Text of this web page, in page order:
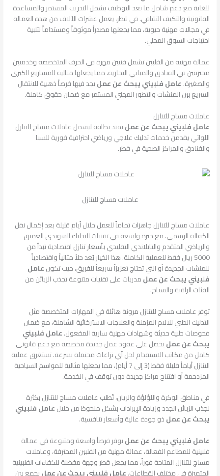
للغاية مع دعم شامل ما بعد التوظيف يشمل التدريب المستمر والمساعدة
القانونية والتكيف الثقافي. في قطر، يعمل عشرات الآلاف من هذه العمالة
في مجالات مهنية حيوية، مما يجعلها مصدراً موثوقاً ومستداماً لتلبية
احتياجات السوق المحلي.
عمالة مهنية من الفلبين تشمل فنيين مهرة في الحرف المتخصصة وخدميين
محترفين في الفنادق والمباني التجارية، مما يجعلها مثالية للمشاريع الكبرى
والصغيرة.عامل فلبيني يبحث عن عمليجد فيها فرصاً ذهبية للانتقال
السريع بين المنشآت والتطور المهني المستمر مع ضمان حقوق كاملة.
عاملات مساج للتنازل
عامل فلبيني يبحث عن عمليمتد نطاقه ليشمل عاملات مساج للتنازل
اللواتي يقدمن خدمات تدليك علاجي ورياضي احترافية فورية للسبا
والفنادق والمراكز الصحية في قطر.
عاملات مساج للتنازل
عاملات مساج للتنازل جاهزات تماماً للعمل خلال أيام قليلة بعد إكمال نقل
الكفالة الرسمي، مع خبرة واسعة في تقنيات التدليك السويدي العميق
والرياضي المتقدم والتايلاندي التقليدي بأسعار تنازل اقتصادية تبدأ من
5000 ريال فقط للعملية الكاملة. هذا الخيار يُعد حلاً مثالياً واقتصادياً
للمنشآت الجديدة أو التي تحتاج تعزيزاً سريعاً للفريق، حيث تكونعامل
فلبيني يبحث عن عملمدربات على تقنيات متنوعة تجذب الزبائن من
الفئات الراقية والسياح.
توفر عاملات مساج للتنازل مرونة هائلة في المهارات المتخصصة مثل
التدليك الطبي للآلام المزمنة والعلاجات الاسترخائية الشاملة، مع ضمان
فحوصات طبية حديثة وشهادات مهنية سارية المفعول.عامل فلبيني
يبحث عن عمليحصل على عقود عمل جديدة مخصصة مع دعم قانوني
كامل من مكاتب الاستقدام لحل أي نزاعات محتملة بسرعة. تستغرق عملية
التنازل أياماً قليلة فقط (3 إلى 7 أيام)، مما يجعلها مثالية للمواسم السياحية
المزدحمة أو افتتاح مراكز جديدة دون توقف في الخدمة.
في مناطق الوكرة واللؤلؤة والريان، تُطلب عاملات مساج للتنازل بكثرة
لجذب الزبائن الجدد وزيادة الإيرادات بشكل ملحوظ من خلالعامل فلبيني
يبحث عن عملذو جودة عالية وأسعار تنافسية.
عامل فلبيني يبحث عن عمليوفر فرصاً واسعة ومتنوعة في عمالة
فلبينية للمطاعم الفعالة، عمالة مهنية من الفلبين المحترفة، وعاملات
مساج للتنازل المتاحة فوراً، مما يجعل قطر وجهة مفضلة للكفاءات الفلبينية
المتميزة في مختلف القطاعات.عامل فلبيني يبحث عن عمليجمع بين